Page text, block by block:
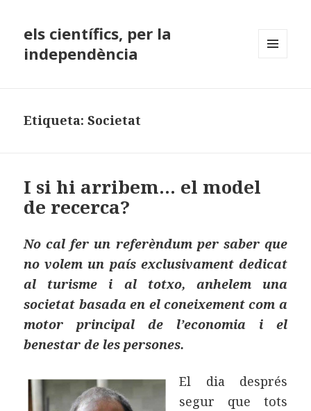
els científics, per la
independència
Etiqueta:Societat
I si hi arribem… el model
de recerca?
No cal fer un referèndum per saber que
no volem un país exclusivament dedicat
al turisme i al totxo, anhelem una
societat basada en el coneixement com a
motor principal de l’economia i el
benestar de les persones.
El dia després
segur que tots